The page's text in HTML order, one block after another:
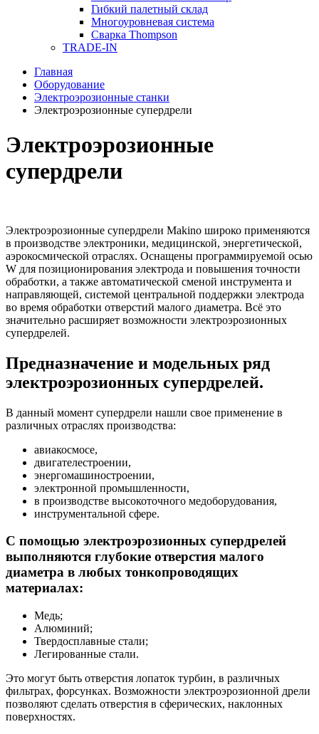
Гибкий палетный склад
Многоуровневая система
Сварка Thompson
TRADE-IN
Главная
Оборудование
Электроэрозионные станки
Электроэрозионные супердрели
Электроэрозионные
супердрели
Электроэрозионные супердрели Makino широко применяются
в производстве электроники, медицинской, энергетической,
аэрокосмической отраслях. Оснащены программируемой осью
W для позиционирования электрода и повышения точности
обработки, а также автоматической сменой инструмента и
направляющей, системой центральной поддержки электрода
во время обработки отверстий малого диаметра. Всё это
значительно расширяет возможности электроэрозионных
супердрелей.
Предназначение и модельных ряд
электроэрозионных супердрелей.
В данный момент супердрели нашли свое применение в
различных отраслях производства:
авиакосмосе,
двигателестроении,
энергомашиностроении,
электронной промышленности,
в производстве высокоточного медоборудования,
инструментальной сфере.
С помощью электроэрозионных супердрелей
выполняются глубокие отверстия малого
диаметра в любых тонкопроводящих
материалах:
Медь;
Алюминий;
Твердосплавные стали;
Легированные стали.
Это могут быть отверстия лопаток турбин, в различных
фильтрах, форсунках. Возможности электроэрозионной дрели
позволяют сделать отверстия в сферических, наклонных
поверхностях.